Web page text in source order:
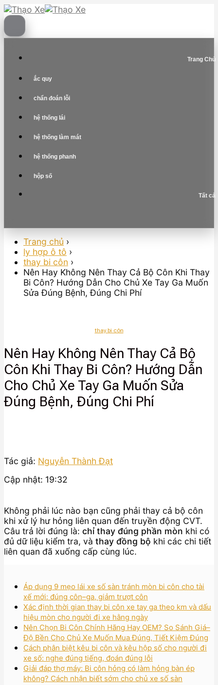
Skip
to
content
Trang Chủ
ắc quy
chẩn đoán lỗi
hệ thống lái
hệ thống làm mát
hệ thống phanh
hộp số
Tất cả
Trang chủ ›
ly hợp ô tô ›
thay bi côn ›
Nên Hay Không Nên Thay Cả Bộ Côn Khi Thay
Bi Côn? Hướng Dẫn Cho Chủ Xe Tay Ga Muốn
Sửa Đúng Bệnh, Đúng Chi Phí
thay bi côn
Nên Hay Không Nên Thay Cả Bộ
Côn Khi Thay Bi Côn? Hướng Dẫn
Cho Chủ Xe Tay Ga Muốn Sửa
Đúng Bệnh, Đúng Chi Phí
Tác giả: Nguyễn Thành Đạt
Cập nhật: 19:32
Không phải lúc nào bạn cũng phải thay cả bộ côn
khi xử lý hư hỏng liên quan đến truyền động CVT.
Câu trả lời đúng là: chỉ thay đúng phần mòn khi có
đủ dữ liệu kiểm tra, và thay đồng bộ khi các chi tiết
liên quan đã xuống cấp cùng lúc.
Áp dụng 9 mẹo lái xe số sàn tránh mòn bi côn cho tài
xế mới: đúng côn–ga, giảm trượt côn
Xác định thời gian thay bi côn xe tay ga theo km và dấu
hiệu mòn cho người đi xe hằng ngày
Nên Chọn Bi Côn Chính Hãng Hay OEM? So Sánh Giá–
Độ Bền Cho Chủ Xe Muốn Mua Đúng, Tiết Kiệm Đúng
Cách phân biệt kêu bi côn và kêu hộp số cho người đi
xe số: nghe đúng tiếng, đoán đúng lỗi
Giải đáp thợ máy: Bi côn hỏng có làm hỏng bàn ép
không? Cách nhận biết sớm cho chủ xe số sàn